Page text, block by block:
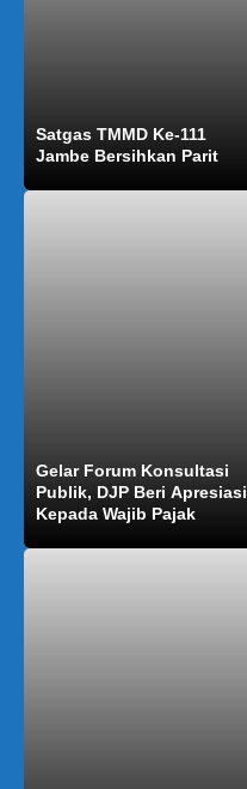
Satgas TMMD Ke-111
Jambe Bersihkan Parit
Gelar Forum Konsultasi
Publik, DJP Beri Apresiasi
Kepada Wajib Pajak